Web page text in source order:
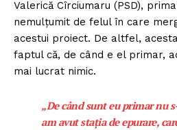
Valerică Cîrciumaru (PSD),
nemulțumit de felul în care
acestui proiect. De altfel,
faptul că, de când e el primar,
mai lucrat nimic.
„De când sunt eu primar nu
am avut stația de epurare,